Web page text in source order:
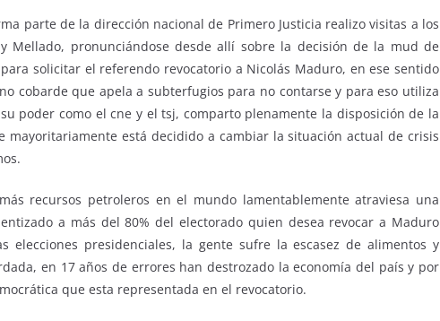
parte de la dirección nacional de Primero Justicia realizo visitas a los
Mellado, pronunciándose desde allí sobre la decisión de la mud de
solicitar el referendo revocatorio a Nicolás Maduro, en ese sentido
cobarde que apela a subterfugios para no contarse y para eso utiliza
poder como el cne y el tsj, comparto plenamente la disposición de la
está decidido a cambiar la situación actual de crisis
recursos petroleros en el mundo lamentablemente atraviesa una
a más del 80% del electorado quien desea revocar a Maduro
elecciones presidenciales, la gente sufre la escasez de alimentos y
en 17 años de errores han destrozado la economía del país y por
que esta representada en el revocatorio.